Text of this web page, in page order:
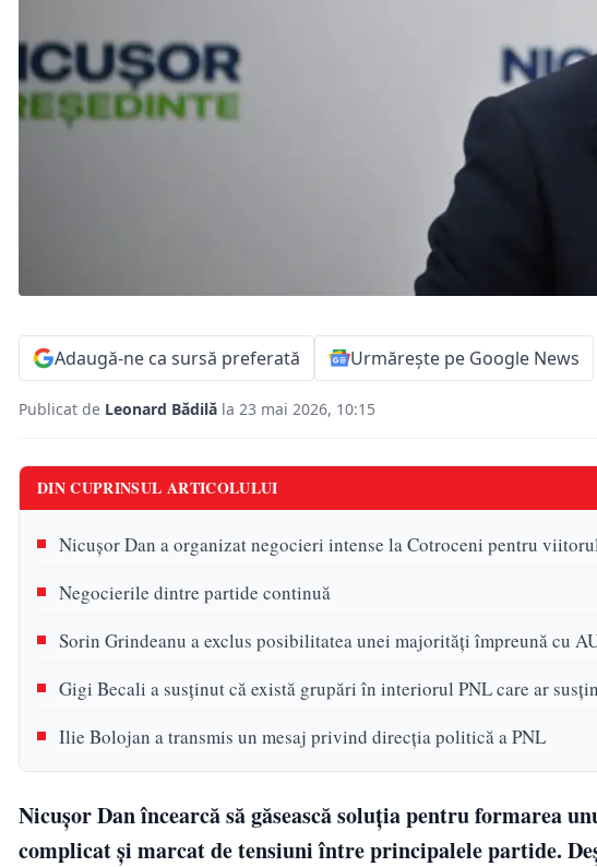
Adaugă-ne ca sursă preferată Urmărește pe Google News
Publicat de Leonard Bădilă la 23 mai 2026, 10:15
DIN CUPRINSUL ARTICOLULUI
Nicușor Dan a organizat negocieri intense la Cotroceni pentru
Negocierile dintre partide continuă
Sorin Grindeanu a exclus posibilitatea unei majorități împreună cu
Gigi Becali a susținut că există grupări în interiorul PNL care ar
Ilie Bolojan a transmis un mesaj privind direcția politică a PNL
Nicușor Dan încearcă să găsească soluția pentru formarea
complicat și marcat de tensiuni între principalele partide.